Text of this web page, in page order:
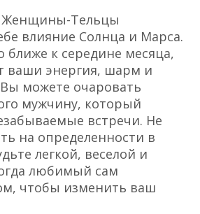
Женщины-Тельцы
влияние Солнца и Марса.
ближе к середине месяца,
ваши энергия, шарм и
Вы можете очаровать
мужчину, который
встречи. Не
на определенности в
легкой, веселой и
любимый сам
чтобы изменить ваш